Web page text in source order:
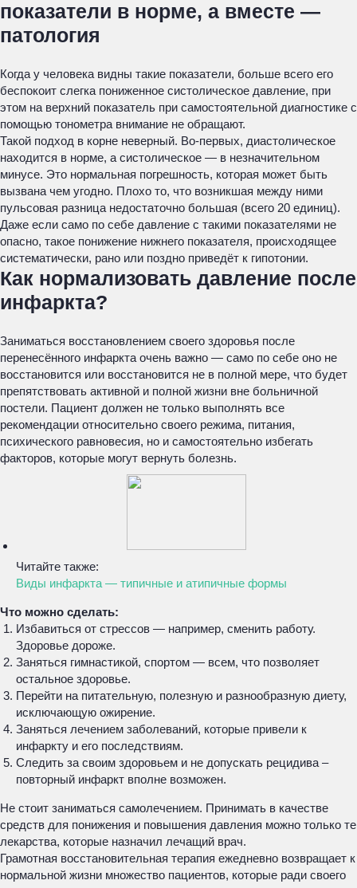
показатели в норме, а вместе —
патология
Когда у человека видны такие показатели, больше всего его
беспокоит слегка пониженное систолическое давление, при
этом на верхний показатель при самостоятельной диагностике с
помощью тонометра внимание не обращают.
Такой подход в корне неверный. Во-первых, диастолическое
находится в норме, а систолическое — в незначительном
минусе. Это нормальная погрешность, которая может быть
вызвана чем угодно. Плохо то, что возникшая между ними
пульсовая разница недостаточно большая (всего 20 единиц).
Даже если само по себе давление с такими показателями не
опасно, такое понижение нижнего показателя, происходящее
систематически, рано или поздно приведёт к гипотонии.
Как нормализовать давление после
инфаркта?
Заниматься восстановлением своего здоровья после
перенесённого инфаркта очень важно — само по себе оно не
восстановится или восстановится не в полной мере, что будет
препятствовать активной и полной жизни вне больничной
постели. Пациент должен не только выполнять все
рекомендации относительно своего режима, питания,
психического равновесия, но и самостоятельно избегать
факторов, которые могут вернуть болезнь.
Читайте также:
Виды инфаркта — типичные и атипичные формы
Что можно сделать:
Избавиться от стрессов — например, сменить работу.
Здоровье дороже.
Заняться гимнастикой, спортом — всем, что позволяет
остальное здоровье.
Перейти на питательную, полезную и разнообразную диету,
исключающую ожирение.
Заняться лечением заболеваний, которые привели к
инфаркту и его последствиям.
Следить за своим здоровьем и не допускать рецидива –
повторный инфаркт вполне возможен.
Не стоит заниматься самолечением. Принимать в качестве
средств для понижения и повышения давления можно только те
лекарства, которые назначил лечащий врач.
Грамотная восстановительная терапия ежедневно возвращает к
нормальной жизни множество пациентов, которые ради своего